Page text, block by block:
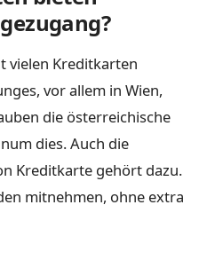
vielen Kreditkarten
vor allem in Wien,
die österreichische
dies. Auch die
Kreditkarte gehört dazu.
mitnehmen, ohne extra